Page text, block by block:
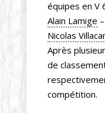
équipes en V
Alain Lamige –
Nicolas
Après
de
compétition.